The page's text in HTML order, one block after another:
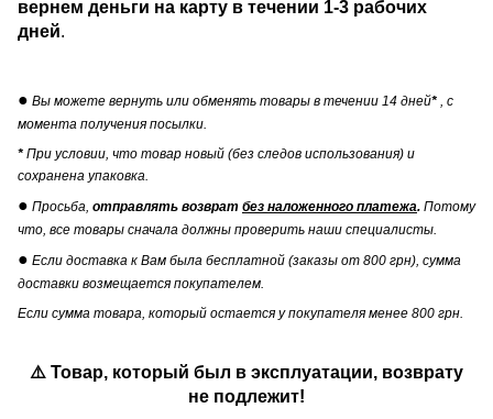
вернем деньги на карту в течении 1-3 рабочих
дней.
● Вы можете вернуть или обменять товары в течении 14 дней* , с
момента получения посылки.
* При условии, что товар новый (без следов использования) и
сохранена упаковка.
● Просьба, отправлять возврат без наложенного платежа. Потому
что, все товары сначала должны проверить наши специалисты.
● Если доставка к Вам была бесплатной (заказы от 800 грн), сумма
доставки возмещается покупателем.
Если сумма товара, который остается у покупателя менее 800 грн.
⚠️ Товар, который был в эксплуатации, возврату
не подлежит!